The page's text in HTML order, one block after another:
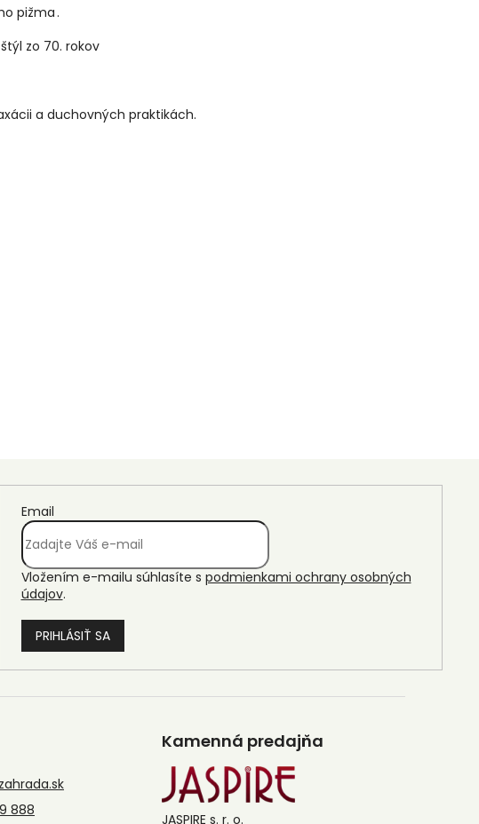
pižma .
zo 70. rokov
a duchovných praktikách.
Email
Vložením e-mailu súhlasíte s podmienkami ochrany osobných
údajov.
PRIHLÁSIŤ SA
888
Kamenná predajňa
JASPIRE s. r. o.